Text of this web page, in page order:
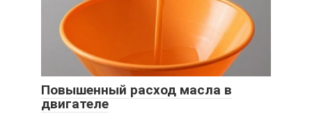
Повышенный расход масла в
двигателе